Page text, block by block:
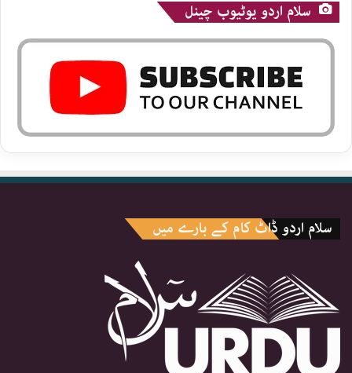
سلام اردو یوٹیوب چینل
سلام اردو ڈاٹ کام کے بارے میں